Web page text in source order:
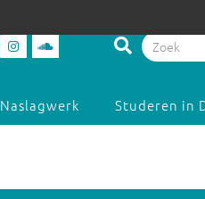
Naslagwerk Studeren in